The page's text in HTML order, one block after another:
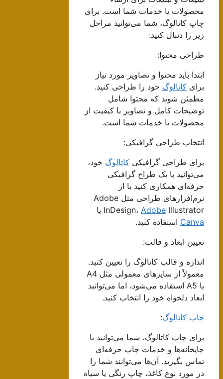
محصولات یا خدمات شما است. برای
چاپ کاتالوگ، شما می‌توانید مراحل
زیر را دنبال کنید:
طراحی محتوا:
ابتدا باید محتوا و تصاویر مورد نیاز
برایکاتالوگخود را طراحی کنید.
مطمئن شوید که محتوا شامل
توضیحات کامل و تصاویر با کیفیت از
محصولات یا خدمات شما است.
انتخاب طراحی گرافیکی:
برای طراحی گرافیکی کاتالوگخود،
می‌توانید با یک طراح گرافیکی
حرفه‌ای همکاری کنید یا از
نرم‌افزارهای طراحی مثل Adobe
InDesign،AdobeIllustrator یا
Canvaاستفاده کنید.
تعیین ابعاد و قالب:
اندازه و قالب کاتالوگ را تعیین کنید.
معمولاً از سایزهای معمولی مثل A4
یا A5 استفاده می‌شود، اما می‌توانید
ابعاد دلخواه خود را انتخاب کنید.
چاپ کاتالوگ:
برای چاپ کاتالوگ، شما می‌توانید با
چاپخانه‌ها و خدمات چاپ حرفه‌ای
تماس بگیرید. آن‌ها می‌توانند شما را
در مورد نوع کاغذ، چاپ رنگی یا سیاه